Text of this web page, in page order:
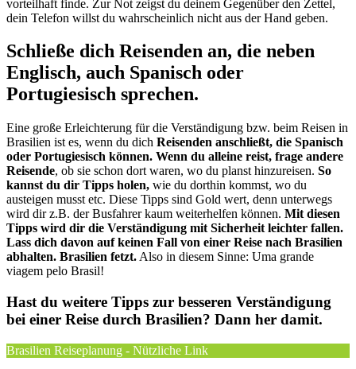
vorteilhaft finde. Zur Not zeigst du deinem Gegenüber den Zettel,
dein Telefon willst du wahrscheinlich nicht aus der Hand geben.
Schließe dich Reisenden an, die neben
Englisch, auch Spanisch oder
Portugiesisch sprechen.
Eine große Erleichterung für die Verständigung bzw. beim Reisen in
Brasilien ist es, wenn du dich Reisenden anschließt, die Spanisch
oder Portugiesisch können. Wenn du alleine reist, frage andere
Reisende, ob sie schon dort waren, wo du planst hinzureisen. So
kannst du dir Tipps holen, wie du dorthin kommst, wo du
austeigen musst etc. Diese Tipps sind Gold wert, denn unterwegs
wird dir z.B. der Busfahrer kaum weiterhelfen können. Mit diesen
Tipps wird dir die Verständigung mit Sicherheit leichter fallen.
Lass dich davon auf keinen Fall von einer Reise nach Brasilien
abhalten. Brasilien fetzt. Also in diesem Sinne: Uma grande
viagem pelo Brasil!
Hast du weitere Tipps zur besseren Verständigung
bei einer Reise durch Brasilien? Dann her damit.
Brasilien Reiseplanung - Nützliche Link